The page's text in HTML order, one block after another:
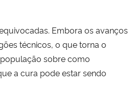
Embora os avanços
técnicos, o que torna o
sobre como
a cura pode estar sendo